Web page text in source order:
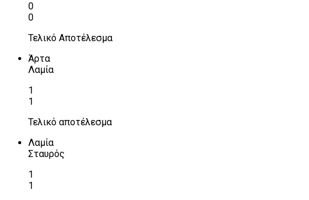
0
0
Τελικό Αποτέλεσμα
Άρτα
Λαμία
1
1
Τελικό αποτέλεσμα
Λαμία
Σταυρός
1
1